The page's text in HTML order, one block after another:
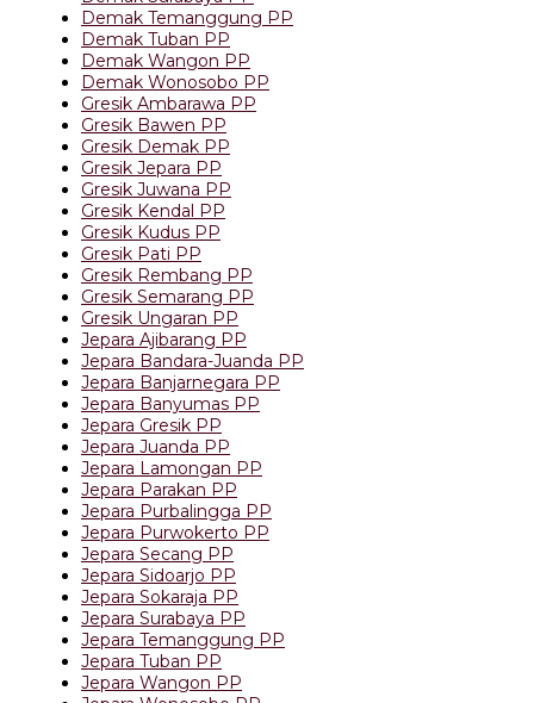
Demak Temanggung PP
Demak Tuban PP
Demak Wangon PP
Demak Wonosobo PP
Gresik Ambarawa PP
Gresik Bawen PP
Gresik Demak PP
Gresik Jepara PP
Gresik Juwana PP
Gresik Kendal PP
Gresik Kudus PP
Gresik Pati PP
Gresik Rembang PP
Gresik Semarang PP
Gresik Ungaran PP
Jepara Ajibarang PP
Jepara Bandara-Juanda PP
Jepara Banjarnegara PP
Jepara Banyumas PP
Jepara Gresik PP
Jepara Juanda PP
Jepara Lamongan PP
Jepara Parakan PP
Jepara Purbalingga PP
Jepara Purwokerto PP
Jepara Secang PP
Jepara Sidoarjo PP
Jepara Sokaraja PP
Jepara Surabaya PP
Jepara Temanggung PP
Jepara Tuban PP
Jepara Wangon PP